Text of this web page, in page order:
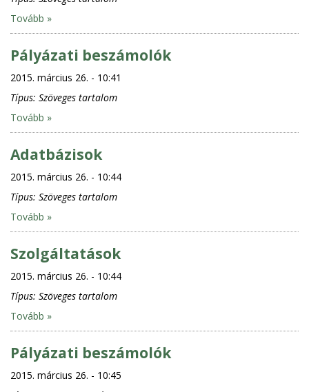
Tovább »
Pályázati beszámolók
2015. március 26. - 10:41
Típus: Szöveges tartalom
Tovább »
Adatbázisok
2015. március 26. - 10:44
Típus: Szöveges tartalom
Tovább »
Szolgáltatások
2015. március 26. - 10:44
Típus: Szöveges tartalom
Tovább »
Pályázati beszámolók
2015. március 26. - 10:45